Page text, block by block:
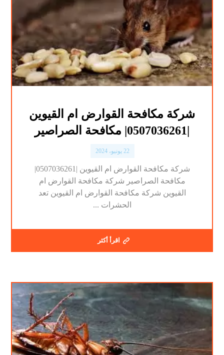
شركة مكافحة القوارض ام القيوين
|0507036261| مكافحة الصراصير
22 يونيو، 2024
شركة مكافحة القوارض ام القيوين |0507036261|
مكافحة الصراصير شركة مكافحة القوارض ام
القيوين شركة مكافحة القوارض ام القيوين تعد
الحشرات ...
اقرأ أكثر